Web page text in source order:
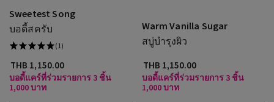
Sweetest Song
บอดี้สครับ
(1)
THB 1,150.00
บอดี้แคร์ที่ร่วมรายการ 3 ชิ้น
1,000 บาท
Warm Vanilla Sugar
สบู่บำรุงผิว
THB 1,150.00
บอดี้แคร์ที่ร่วมรายการ 3 ชิ้น
1,000 บาท